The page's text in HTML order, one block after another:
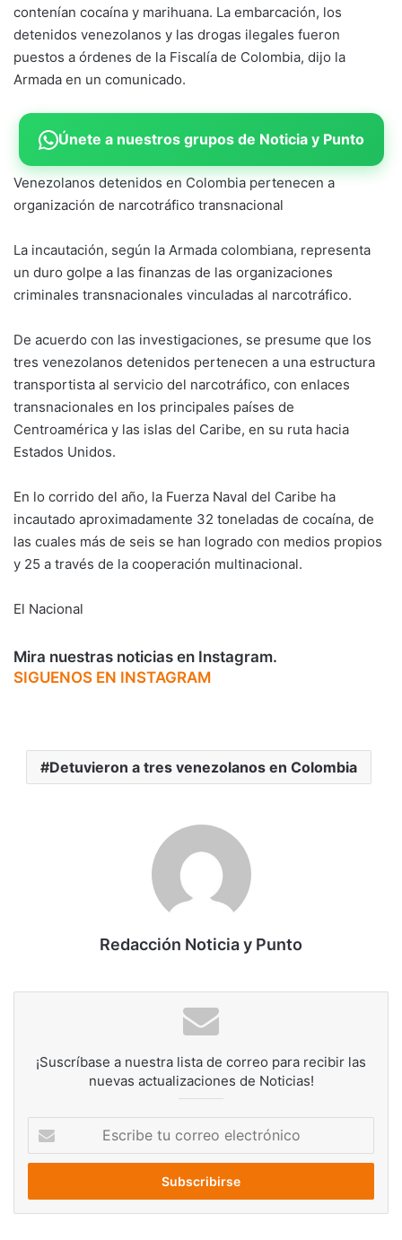
contenían cocaína y marihuana. La embarcación, los
detenidos venezolanos y las drogas ilegales fueron
puestos a órdenes de la Fiscalía de Colombia, dijo la
Armada en un comunicado.
Únete a nuestros grupos de Noticia y Punto
Venezolanos detenidos en Colombia pertenecen a
organización de narcotráfico transnacional
La incautación, según la Armada colombiana, representa
un duro golpe a las finanzas de las organizaciones
criminales transnacionales vinculadas al narcotráfico.
De acuerdo con las investigaciones, se presume que los
tres venezolanos detenidos pertenecen a una estructura
transportista al servicio del narcotráfico, con enlaces
transnacionales en los principales países de
Centroamérica y las islas del Caribe, en su ruta hacia
Estados Unidos.
En lo corrido del año, la Fuerza Naval del Caribe ha
incautado aproximadamente 32 toneladas de cocaína, de
las cuales más de seis se han logrado con medios propios
y 25 a través de la cooperación multinacional.
El Nacional
Mira nuestras noticias en Instagram.
SIGUENOS EN INSTAGRAM
Detuvieron a tres venezolanos en Colombia
Redacción Noticia y Punto
¡Suscríbase a nuestra lista de correo para recibir las
nuevas actualizaciones de Noticias!
correo